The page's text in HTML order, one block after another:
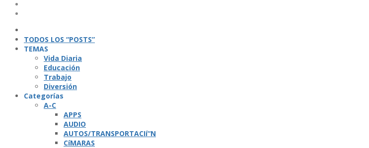
TODOS LOS “POSTS”
TEMAS
Vida Diaria
Educación
Trabajo
Diversión
Categorí­as
A-C
APPS
AUDIO
AUTOS/TRANSPORTACIí“N
CíMARAS